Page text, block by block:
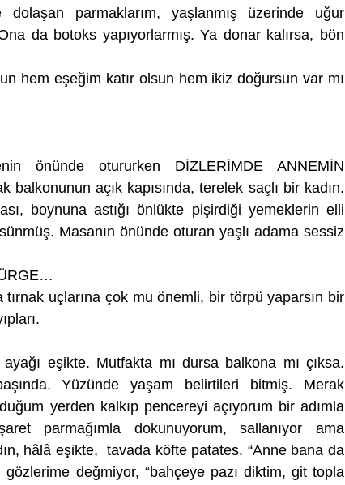
dolaşan parmaklarım, yaşlanmış üzerinde uğur
da botoks yapıyorlarmış. Ya donar kalırsa, bön
hem eşeğim katır olsun hem ikiz doğursun var mı
önünde otururken DİZLERİMDE ANNEMİN
balkonunun açık kapısında, terelek saçlı bir kadın.
boynuna astığı önlükte pişirdiği yemeklerin elli
Masanın önünde oturan yaşlı adama sessiz
uçlarına çok mu önemli, bir törpü yaparsın bir
eşikte. Mutfakta mı dursa balkona mı çıksa.
Yüzünde yaşam belirtileri bitmiş. Merak
yerden kalkıp pencereyi açıyorum bir adımla
parmağımla dokunuyorum, sallanıyor ama
hâlâ eşikte,  tavada köfte patates. “Anne bana da
değmiyor, “bahçeye pazı diktim, git topla